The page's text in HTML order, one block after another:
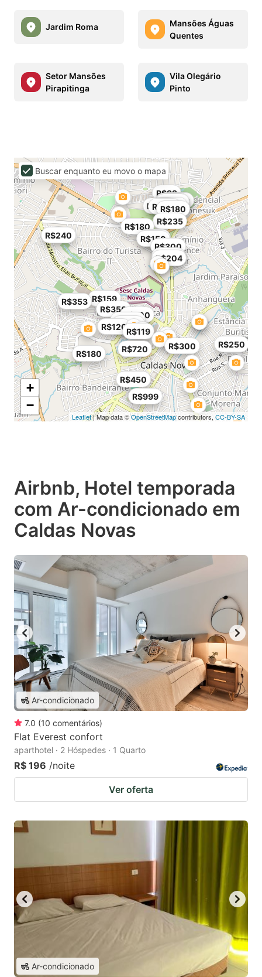
Jardim Roma
Mansões Águas
Quentes
Setor Mansões
Pirapitinga
Vila Olegário
Pinto
R$240
R$100
R$999
R$99
R$450
R$159
R$720
R$200
R$132
R$350
R$300
R$300
R$119
R$180
R$135
R$353
R$235
R$120
R$250
R$204
R$437
R$260
R$110
R$130
R$180
R$180
R$180
R$150
R$180
R$150
+
−
Leaflet| Map data ©OpenStreetMapcontributors, CC-BY-SA
Buscar enquanto eu movo o mapa
Airbnb, Hotel temporada
com Ar-condicionado em
Caldas Novas
Ar-condicionado
7.0 (10 comentários)
Flat Everest confort
aparthotel · 2 Hóspedes · 1 Quarto
R$ 196 /noite
Ver oferta
Ar-condicionado